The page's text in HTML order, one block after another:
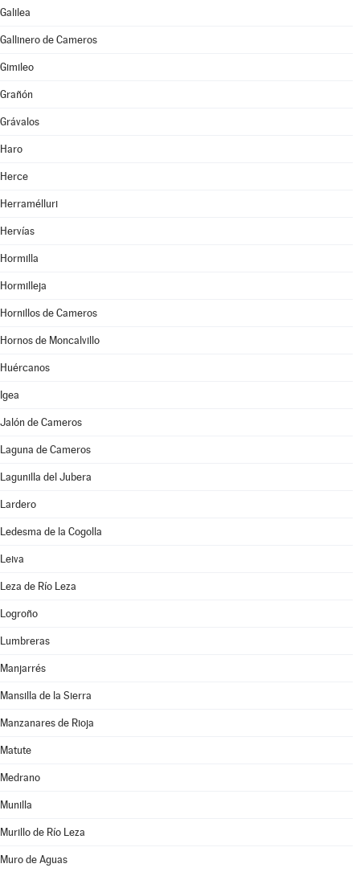
Galilea
Gallinero de Cameros
Gimileo
Grañón
Grávalos
Haro
Herce
Herramélluri
Hervías
Hormilla
Hormilleja
Hornillos de Cameros
Hornos de Moncalvillo
Huércanos
Igea
Jalón de Cameros
Laguna de Cameros
Lagunilla del Jubera
Lardero
Ledesma de la Cogolla
Leiva
Leza de Río Leza
Logroño
Lumbreras
Manjarrés
Mansilla de la Sierra
Manzanares de Rioja
Matute
Medrano
Munilla
Murillo de Río Leza
Muro de Aguas